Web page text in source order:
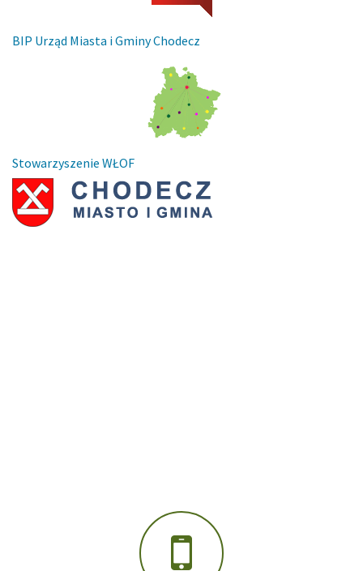
BIP Urząd Miasta i Gminy Chodecz
Stowarzyszenie WŁOF